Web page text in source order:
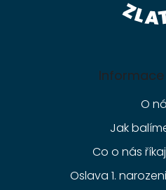
O
Jak
Co o nás
Oslava 1.